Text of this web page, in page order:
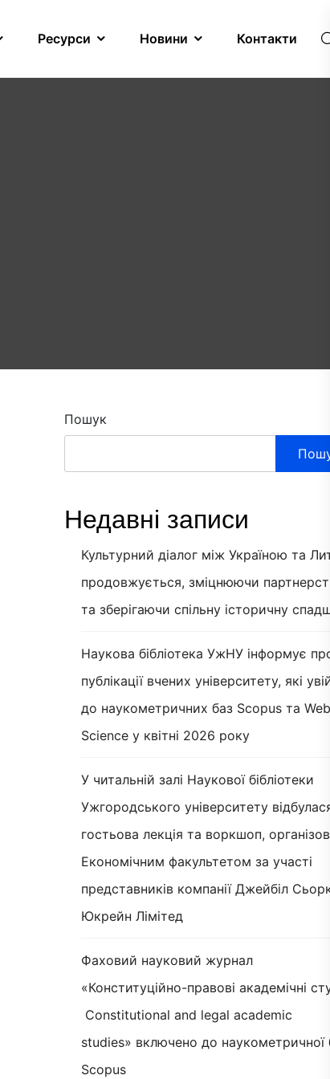
Ресурси Новини Контакти
Пошук
Недавні записи
Культурний діалог між Україною та
продовжується, зміцнюючи
та зберігаючи спільну історичну
Наукова бібліотека УжНУ інформує
публікації вчених університету, які
до наукометричних баз Scopus та
Science у квітні 2026 року
У читальній залі Наукової бібліотеки
Ужгородського університету
гостьова лекція та воркшоп,
Економічним факультетом за участі
представників компанії Джейбіл
Юкрейн Лімітед
Фаховий науковий журнал
«Конституційно-правові академічні
Constitutional and legal academic
studies» включено до наукометричної
Scopus